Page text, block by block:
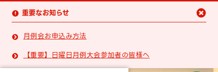
 重要なお知らせ
 月例会お申込み方法
 【重要】日曜日月例大会参加者の皆様へ
